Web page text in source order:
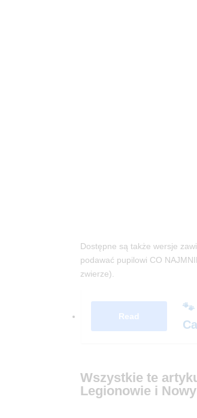
Dostępne są także wersje
podawać pupilowi CO
zwierze).
Read
Wszystkie te
Legionowie i